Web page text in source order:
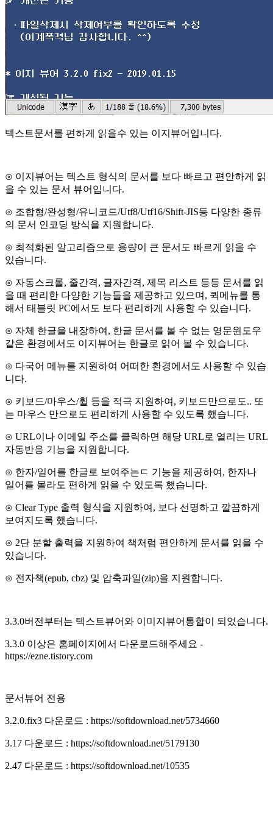
텍스트문서를 편하게 읽을수 있는 이지뷰어입니다.
⊙ 이지뷰어는 텍스트 형식의 문서를 보다 빠르고 편안하게 읽
을 수 있는 문서 뷰어입니다.
​⊙ 조합형/완성형/유니코드/Utf8/Utf16/Shift-JIS등 다양한 종류
의 문서 인코딩 방식을 지원합니다.
​⊙ 최적화된 알고리즘으로 용량이 큰 문서도 빠르게 읽을 수
있습니다.
​⊙ 자동스크롤, 줄간격, 글자간격, 제목 리스트 등등 문서를 읽
을 때 편리한 다양한 기능들을 제공하고 있으며, 퀵메뉴를 통
해서 태블릿 PC에서도 보다 편리하게 사용할 수 있습니다.
​⊙ 자체 한글을 내장하여, 한글 문서를 볼 수 없는 영문윈도우
같은 환경에서도 이지뷰어는 한글로 읽어 볼 수 있습니다.
​⊙ 다국어 메뉴를 지원하여 어떠한 환경에서도 사용할 수 있습
니다.
​⊙ 키보드/마우스/휠 등을 적극 지원하여, 키보드만으로도.. 또
는 마우스 만으로도 편리하게 사용할 수 있도록 했습니다.
​⊙ URL이나 이메일 주소를 클릭하면 해당 URL로 열리는 URL
자동반응 기능을 지원합니다.
​⊙ 한자/일어를 한글로 보여주는ㄷ 기능을 제공하여, 한자나
일어를 몰라도 편하게 읽을 수 있도록 했습니다.
​⊙ Clear Type 출력 형식을 지원하여, 보다 선명하고 깔끔하게
보여지도록 했습니다.
​⊙ 2단 분할 출력을 지원하여 책처럼 편안하게 문서를 읽을 수
있습니다.
​⊙ 전자책(epub, cbz) 및 압축파일(zip)을 지원합니다.
3.3.0버전부터는 텍스트뷰어와 이미지뷰어통합이 되었습니다.
3.3.0 이상은 홈페이지에서 다운로드해주세요 -
https://ezne.tistory.com
문서뷰어 전용
3.2.0.fix3 다운로드 : https://softdownload.net/5734660
3.17 다운로드 : https://softdownload.net/5179130
2.47 다운로드 : https://softdownload.net/10535